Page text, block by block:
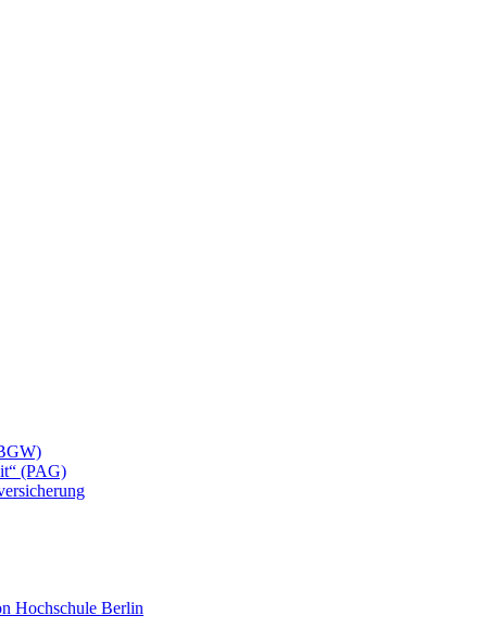
(PAG)
Hochschule Berlin